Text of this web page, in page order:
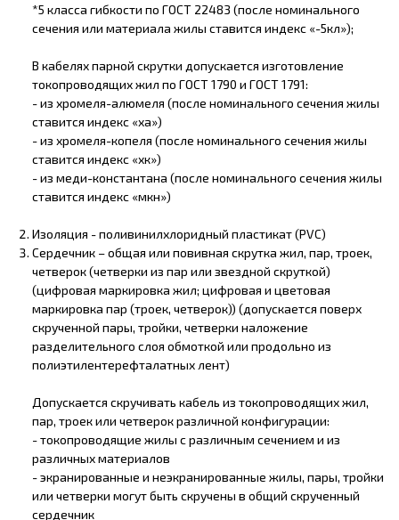
*5 класса гибкости по ГОСТ 22483 (после номинального
сечения или материала жилы ставится индекс «-5кл»);
В кабелях парной скрутки допускается изготовление
токопроводящих жил по ГОСТ 1790 и ГОСТ 1791:
- из хромеля-алюмеля (после номинального сечения жилы
ставится индекс «ха»)
- из хромеля-копеля (после номинального сечения жилы
ставится индекс «хк»)
- из меди-константана (после номинального сечения жилы
ставится индекс «мкн»)
Изоляция - поливинилхлоридный пластикат (PVC)
Сердечник – общая или повивная скрутка жил, пар, троек,
четверок (четверки из пар или звездной скруткой)
(цифровая маркировка жил; цифровая и цветовая
маркировка пар (троек, четверок)) (допускается поверх
скрученной пары, тройки, четверки наложение
разделительного слоя обмоткой или продольно из
полиэтилентерефталатных лент)
Допускается скручивать кабель из токопроводящих жил,
пар, троек или четверок различной конфигурации:
- токопроводящие жилы с различным сечением и из
различных материалов
- экранированные и неэкранированные жилы, пары, тройки
или четверки могут быть скручены в общий скрученный
сердечник